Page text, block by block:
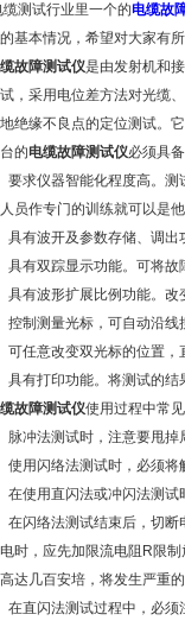
试行业里一个的电缆故
的基本情况，希望对大家有
故障测试仪是由发射机和
，采用电位差方法对光缆
绝缘不良点的定位测试。
的电缆故障测试仪必须具
仪器智能化程度高。测
员作专门的训练就可以是
有波开及参数存储、调出
有双踪显示功能。可将故
有波形扩展比例功能。改
制测量光标，可自动沿线
任意改变双光标的位置，
有打印功能。将测试的结
故障测试仪使用过程中常
冲法测试时，注意要甩掉
用闪络法测试时，必须将
使用直闪法或冲闪法测试
闪络法测试结束后，切断
时，应先加限流电阻R限
达几百安培，将发生严重
闪法测试过程中，必须